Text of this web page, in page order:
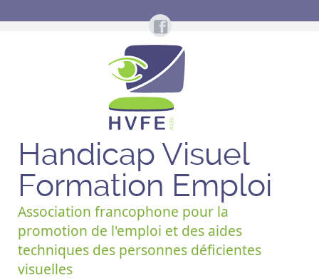
Handicap Visuel
Formation Emploi
Association francophone pour la
promotion de l'emploi et des aides
techniques des personnes déficientes
visuelles